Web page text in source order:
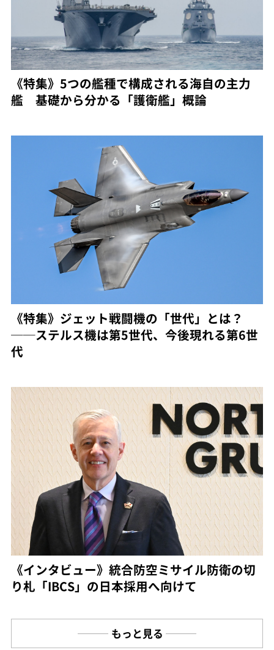
《特集》5つの艦種で構成される海自の主力
艦 基礎から分かる「護衛艦」概論
《特集》ジェット戦闘機の「世代」とは？
──ステルス機は第5世代、今後現れる第6世
代
《インタビュー》統合防空ミサイル防衛の切
り札「IBCS」の日本採用へ向けて
もっと見る